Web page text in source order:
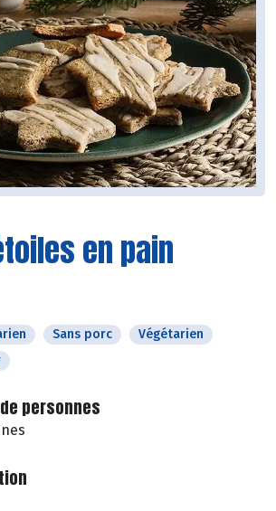
en pain
Sans porc
Végétarien
personnes